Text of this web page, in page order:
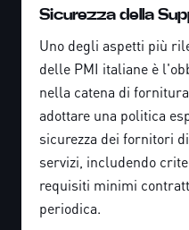
Sicurezza della
Uno degli aspetti più
delle PMI italiane è
nella catena di
adottare una politica
sicurezza dei fornitori
servizi, includendo
requisiti minimi
periodica.